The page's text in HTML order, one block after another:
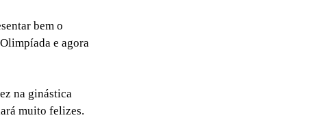
bem o
e agora
na ginástica
muito felizes.